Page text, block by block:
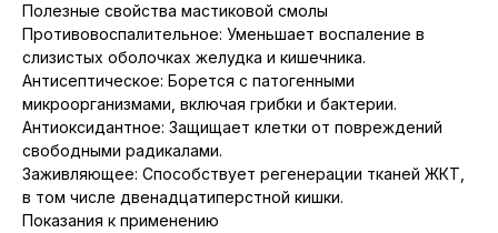
Полезные свойства мастиковой смолы
Противовоспалительное: Уменьшает воспаление в
слизистых оболочках желудка и кишечника.
Антисептическое: Борется с патогенными
микроорганизмами, включая грибки и бактерии.
Антиоксидантное: Защищает клетки от повреждений
свободными радикалами.
Заживляющее: Способствует регенерации тканей ЖКТ,
в том числе двенадцатиперстной кишки.
Показания к применению